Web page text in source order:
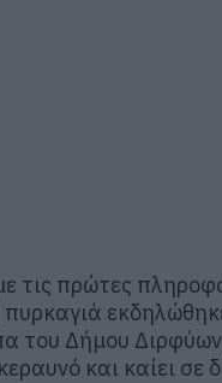
τις πρώτες
του Δήμου
και καίει σε